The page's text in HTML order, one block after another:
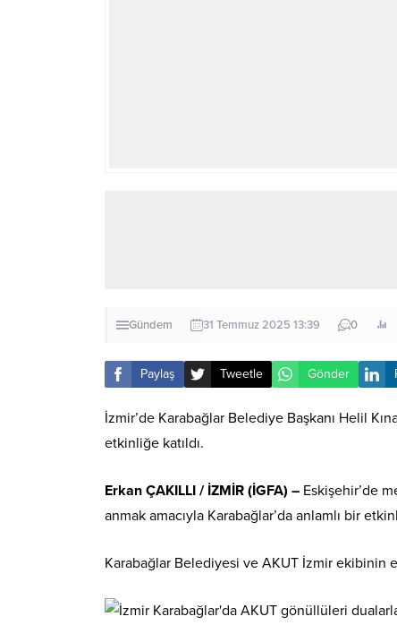
Gündem 31 Temmuz 2025 13:39 0
Paylaş Tweetle Gönder
İzmir’de Karabağlar Belediye Başkanı Helil
etkinliğe katıldı.
Erkan ÇAKILLI / İZMİR (İGFA) – Eskişehir’de
anmak amacıyla Karabağlar’da anlamlı bir
Karabağlar Belediyesi ve AKUT İzmir